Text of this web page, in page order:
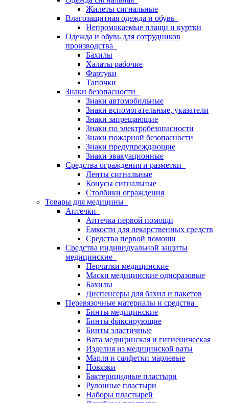
Жилеты сигнальные
Влагозащитная одежда и обувь
Непромокаемые плащи и куртки
Одежда и обувь для сотрудников
производства
Бахилы
Халаты рабочие
Фартуки
Тапочки
Знаки безопасности
Знаки автомобильные
Знаки вспомогательные, указатели
Знаки запрещающие
Знаки по электробезопасности
Знаки пожарной безопасности
Знаки предупреждающие
Знаки эвакуационные
Средства ограждения и разметки
Ленты сигнальные
Конусы сигнальные
Столбики ограждения
Товары для медицины
Аптечки
Аптечка первой помощи
Емкости для лекарственных средств
Средства первой помощи
Средства индивидуальной защиты
медицинские
Перчатки медицинские
Маски медицинские одноразовые
Бахилы
Диспенсеры для бахил и пакетов
Перевязочные материалы и средства
Бинты медицинские
Бинты фиксирующие
Бинты эластичные
Вата медицинская и гигиеническая
Изделия из медицинской ваты
Марля и салфетки марлевые
Повязки
Бактерицидные пластыри
Рулонные пластыри
Наборы пластырей